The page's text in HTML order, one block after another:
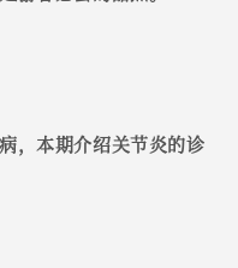
，本期介绍关节炎的诊